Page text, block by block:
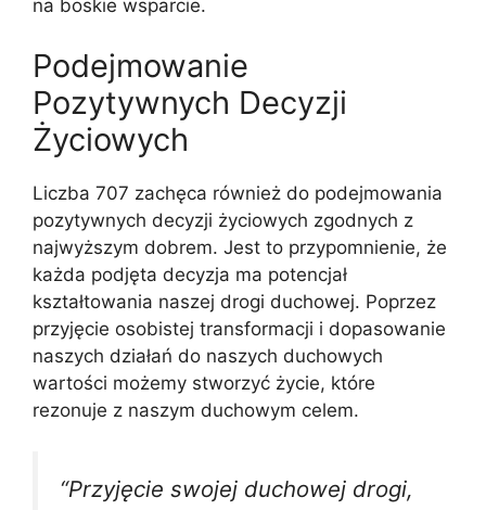
na boskie wsparcie.
Podejmowanie
Pozytywnych Decyzji
Życiowych
Liczba 707 zachęca również do podejmowania
pozytywnych decyzji życiowych zgodnych z
najwyższym dobrem. Jest to przypomnienie, że
każda podjęta decyzja ma potencjał
kształtowania naszej drogi duchowej. Poprzez
przyjęcie osobistej transformacji i dopasowanie
naszych działań do naszych duchowych
wartości możemy stworzyć życie, które
rezonuje z naszym duchowym celem.
“Przyjęcie swojej duchowej drogi,